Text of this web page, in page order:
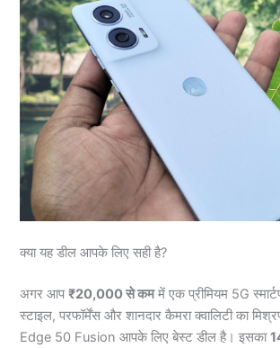
क्या यह डील आपके लिए सही है?
अगर आप₹20,000 से कममें एक प्रीमियम 5G
स्टाइल, परफॉर्मेंस और शानदार कैमरा क्वालिटी का
Edge 50 Fusion आपके लिए बेस्ट डील है। इसका